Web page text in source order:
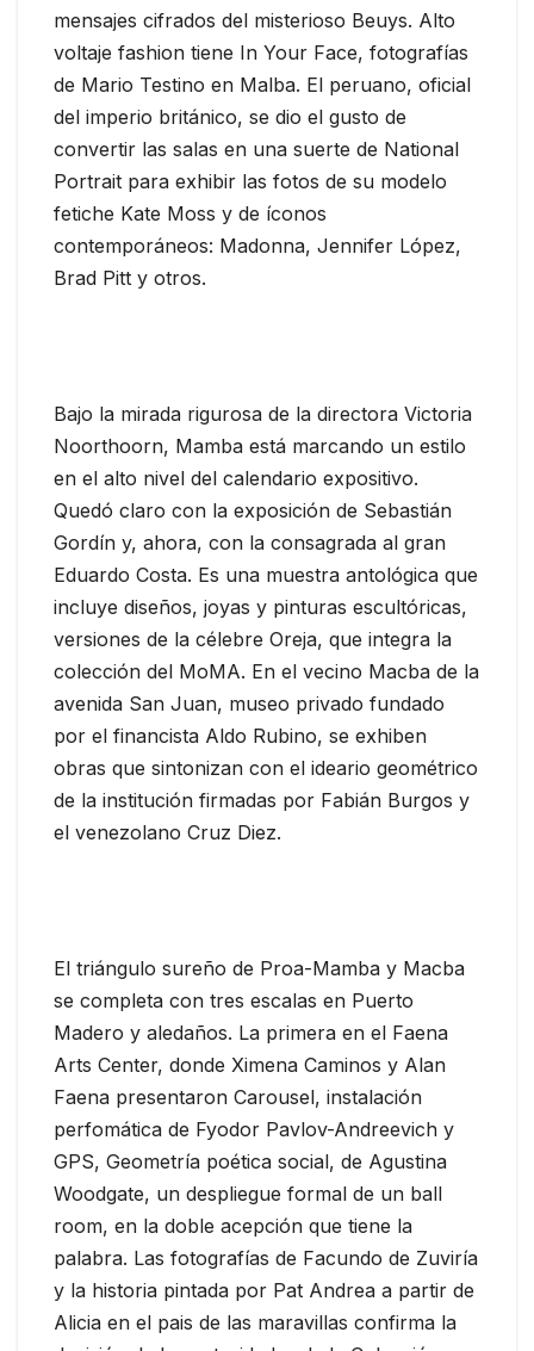
mensajes cifrados del misterioso Beuys. Alto
voltaje fashion tiene In Your Face, fotografías
de Mario Testino en Malba. El peruano, oficial
del imperio británico, se dio el gusto de
convertir las salas en una suerte de National
Portrait para exhibir las fotos de su modelo
fetiche Kate Moss y de íconos
contemporáneos: Madonna, Jennifer López,
Brad Pitt y otros.
Bajo la mirada rigurosa de la directora Victoria
Noorthoorn, Mamba está marcando un estilo
en el alto nivel del calendario expositivo.
Quedó claro con la exposición de Sebastián
Gordín y, ahora, con la consagrada al gran
Eduardo Costa. Es una muestra antológica que
incluye diseños, joyas y pinturas escultóricas,
versiones de la célebre Oreja, que integra la
colección del MoMA. En el vecino Macba de la
avenida San Juan, museo privado fundado
por el financista Aldo Rubino, se exhiben
obras que sintonizan con el ideario geométrico
de la institución firmadas por Fabián Burgos y
el venezolano Cruz Diez.
El triángulo sureño de Proa-Mamba y Macba
se completa con tres escalas en Puerto
Madero y aledaños. La primera en el Faena
Arts Center, donde Ximena Caminos y Alan
Faena presentaron Carousel, instalación
perfomática de Fyodor Pavlov-Andreevich y
GPS, Geometría poética social, de Agustina
Woodgate, un despliegue formal de un ball
room, en la doble acepción que tiene la
palabra. Las fotografías de Facundo de Zuviría
y la historia pintada por Pat Andrea a partir de
Alicia en el pais de las maravillas confirma la